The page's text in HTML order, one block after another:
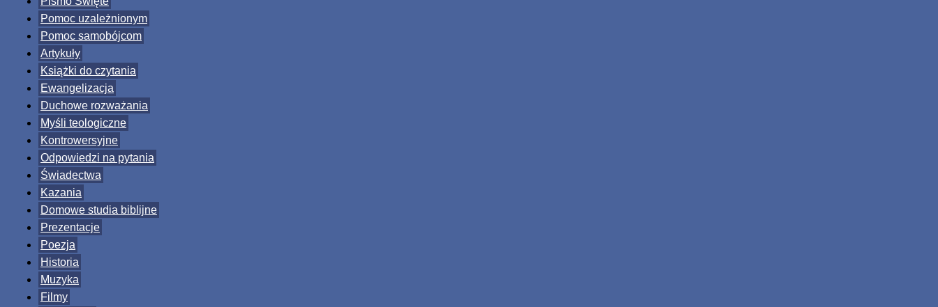
Pomoc uzależnionym
Pomoc samobójcom
Artykuły
Książki do czytania
Ewangelizacja
Duchowe rozważania
Myśli teologiczne
Kontrowersyjne
Odpowiedzi na pytania
Świadectwa
Kazania
Domowe studia biblijne
Prezentacje
Poezja
Historia
Muzyka
Filmy